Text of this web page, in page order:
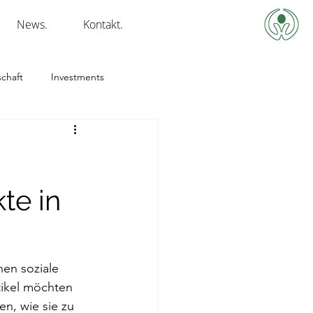
News. Kontakt.
Investments
in
soziale
möchten
wie sie zu